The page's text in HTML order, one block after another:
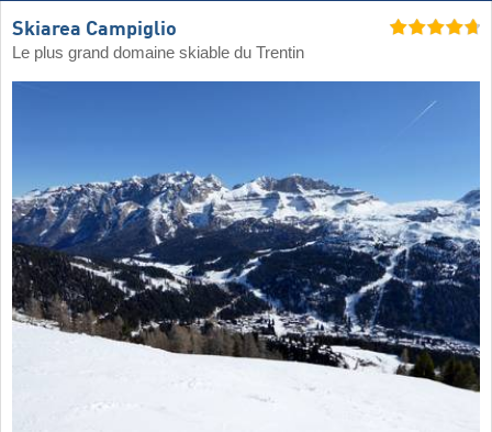
Skiarea Campiglio
Le plus grand domaine skiable du Trentin